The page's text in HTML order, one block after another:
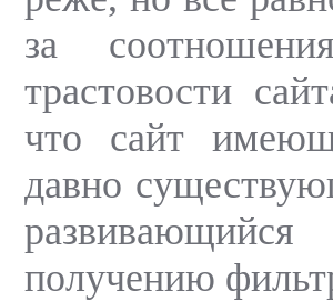
за
трастовости
что сайт
давно
получению